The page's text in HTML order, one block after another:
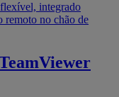
integrado
remoto no chão de